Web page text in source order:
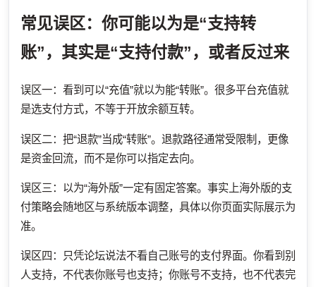
常见误区：你可能以为是“支持转
账”，其实是“支持付款”，或者反过来
误区一：看到可以“充值”就以为能“转账”。很多平台充值就
是选支付方式，不等于开放余额互转。
误区二：把“退款”当成“转账”。退款路径通常受限制，更像
是资金回流，而不是你可以指定去向。
误区三：以为“海外版”一定有固定答案。事实上海外版的支
付策略会随地区与系统版本调整，具体以你页面实际展示为
准。
误区四：只凭论坛说法不看自己账号的支付界面。你看到别
人支持，不代表你账号也支持；你账号不支持，也不代表完